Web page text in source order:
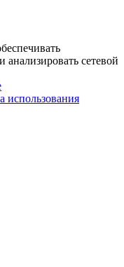
сетевой
использования